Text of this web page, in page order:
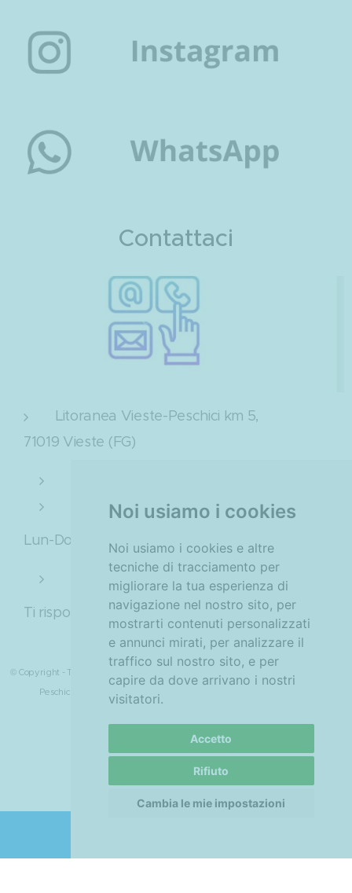
Noi usiamo i cookies
Noi usiamo i cookies e altre
tecniche di tracciamento per
migliorare la tua esperienza di
navigazione nel nostro sito, per
mostrarti contenuti personalizzati
e annunci mirati, per analizzare il
traffico sul nostro sito, e per
capire da dove arrivano i nostri
visitatori.
Accetto
Rifiuto
Cambia le mie impostazioni
Contattaci
Litoranea Vieste-Peschici km 5,
71019 Vieste (FG)
+ 39 0884708050
Lun-Dom/ 9:00-20:30.
info@viestemarina.com
Ti risponderemo entro le 24h
© Copyright - Tutti i diritti sono riservati Camping Vieste Marina, Litoranea Vieste-
Peschici Km 5, 71019 Vieste -